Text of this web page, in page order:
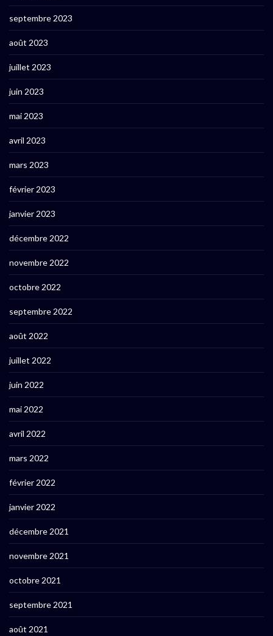
septembre 2023
août 2023
juillet 2023
juin 2023
mai 2023
avril 2023
mars 2023
février 2023
janvier 2023
décembre 2022
novembre 2022
octobre 2022
septembre 2022
août 2022
juillet 2022
juin 2022
mai 2022
avril 2022
mars 2022
février 2022
janvier 2022
décembre 2021
novembre 2021
octobre 2021
septembre 2021
août 2021